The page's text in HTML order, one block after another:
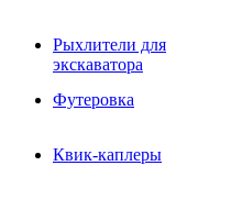
Рыхлители для
экскаватора
Футеровка
Квик-каплеры